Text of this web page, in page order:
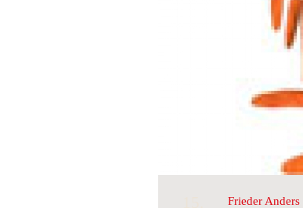
Frieder Anders